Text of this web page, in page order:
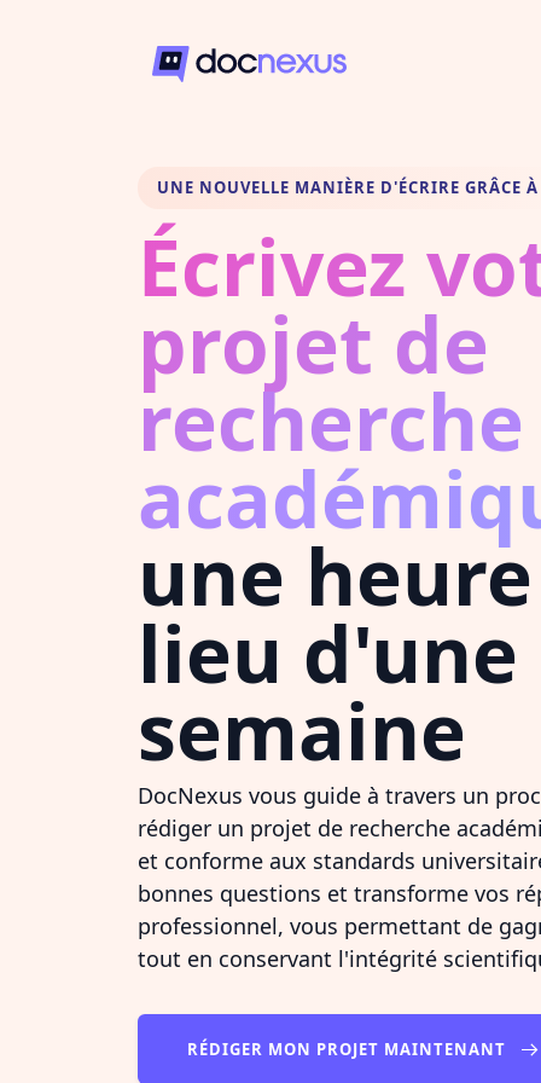
UNE NOUVELLE MANIÈRE D'ÉCRIRE GRÂCE
Écrivez
projet de
recherche
une
lieu d'une
semaine
DocNexus vous guide à travers un
rédiger un projet de recherche
et conforme aux standards
bonnes questions et transforme vos
professionnel, vous permettant de
tout en conservant l'intégrité
RÉDIGER MON PROJET MAINTENANT